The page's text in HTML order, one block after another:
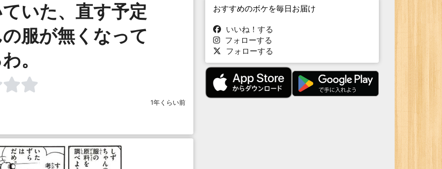
いた、直す予定
服が無くなって
。
1年くらい前
おすすめのボケを毎日お届け
いいね！する
フォローする
フォローする